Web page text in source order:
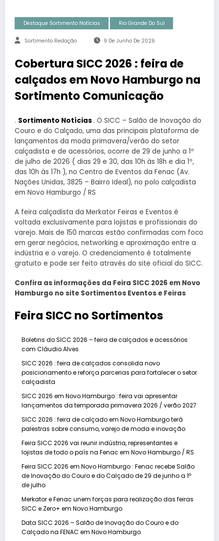
Destaque Sortimento Notícias Rio Grande Do Sul
Sortimento Redação 9 De Junho De 2026
Cobertura SICC 2026 : feira de
calçados em Novo Hamburgo na
Sortimento Comunicação
. Sortimento Notícias . O SICC – Salão de Inovação do
Couro e do Calçado, uma das principais plataforma de
lançamentos da moda primavera/verão do setor
calçadista e de acessórios, ocorre de 29 de junho a 1º
de julho de 2026 ( dias 29 e 30, das 10h às 18h e dia 1º,
das 10h às 17h ), no Centro de Eventos da Fenac (Av.
Nações Unidas, 3825 – Bairro Ideal), no polo calçadista
em Novo Hamburgo / RS
A feira calçadista da Merkator Feiras e Eventos é
voltada exclusivamente para lojistas e profissionais do
varejo. Mais de 150 marcas estão confirmadas com foco
em gerar negócios, networking e aproximação entre a
indústria e o varejo. O credenciamento é totalmente
gratuito e pode ser feito através do site oficial do SICC.
Confira as informações da Feira SICC 2026 em Novo
Hamburgo no site Sortimentos Eventos e Feiras
Feira SICC no Sortimentos
Boletins do SICC 2026 – feira de calçados e acessórios
com Cláudio Alves
SICC 2026 : feira de calçados consolida novo
posicionamento e reforça parcerias para fortalecer o setor
calçadista
SICC 2026 em Novo Hamburgo : feira vai apresentar
lançamentos da temporada primavera 2026 / verão 2027
SICC 2026 : feira de calçado em Novo Hamburgo terá
palestras sobre consumo, varejo de moda e inovação
Feira SICC 2026 vai reunir indústria, representantes e
lojistas de todo o país na Fenac em Novo Hamburgo / RS
Feira SICC 2026 em Novo Hamburgo : Fenac recebe Salão
de Inovação do Couro e do Calçado de 29 de junho a 1º
de julho
Merkator e Fenac unem forças para realização das feiras
SICC e Zero+ em Novo Hamburgo
Data SICC 2026 – Salão de Inovação do Couro e do
Calçado na FENAC em Novo Hamburgo